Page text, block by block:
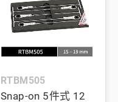
RTBM505
Snap-on 5件式 12